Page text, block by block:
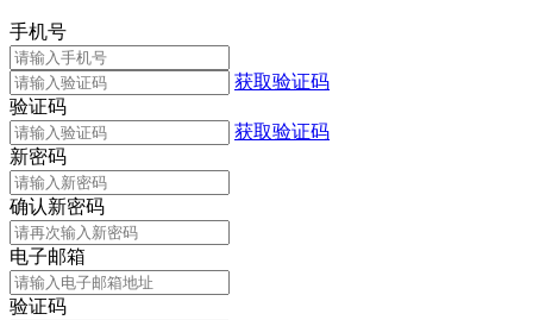
手机号
获取验证码
验证码
获取验证码
新密码
确认新密码
电子邮箱
验证码